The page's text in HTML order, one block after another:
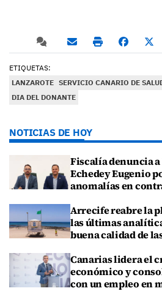
ETIQUETAS:
LANZAROTE SERVICIO CANARIO DE
DIA DEL DONANTE
NOTICIAS DE HOY
Fiscalía denuncia a
Echedey Eugenio
anomalías en
Arrecife reabre la
las últimas
buena calidad de
Canarias lidera el
económico y
con un empleo en